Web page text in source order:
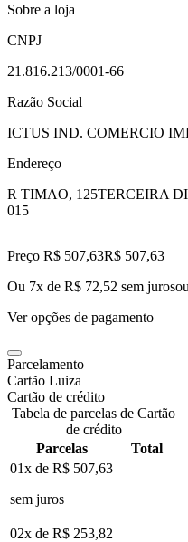
Sobre a loja
CNPJ
21.816.213/0001-66
Razão Social
ICTUS IND. COMERCIO
Endereço
R TIMAO, 125TERCEIRA
015
Preço R$ 507,63R$ 507,63
Ou 7x de R$ 72,52 sem jurosou
Ver opções de pagamento
Parcelamento
Cartão Luiza
Cartão de crédito
Tabela de parcelas de Cartão
de crédito
Parcelas
Total
01x de R$ 507,63
sem juros
02x de R$ 253,82